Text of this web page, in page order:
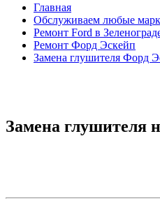
Главная
Обслуживаем любые
Ремонт Ford в
Ремонт Форд Эскейп
Замена глушителя Форд
Замена глушителя